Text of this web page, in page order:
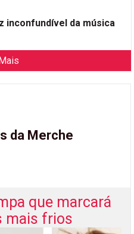
inconfundível da música
da Merche
que marcará
mais frios